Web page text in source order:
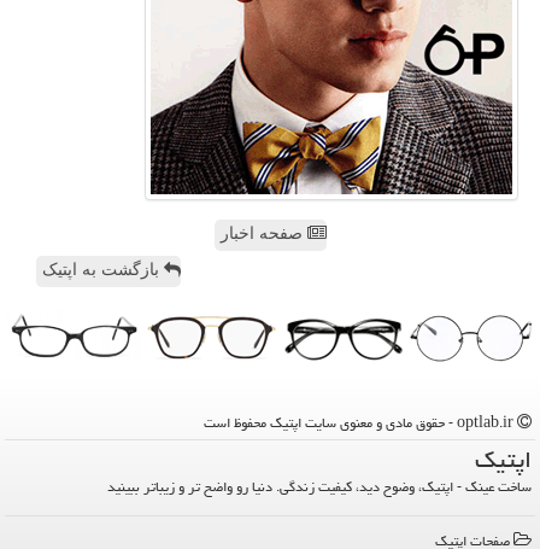
صفحه اخبار
بازگشت به اپتیک
اپتیك
ساخت عینک - اپتیک، وضوح دید، کیفیت زندگی. دنیا رو واضح تر و زیباتر ببینید
صفحات اپتیك